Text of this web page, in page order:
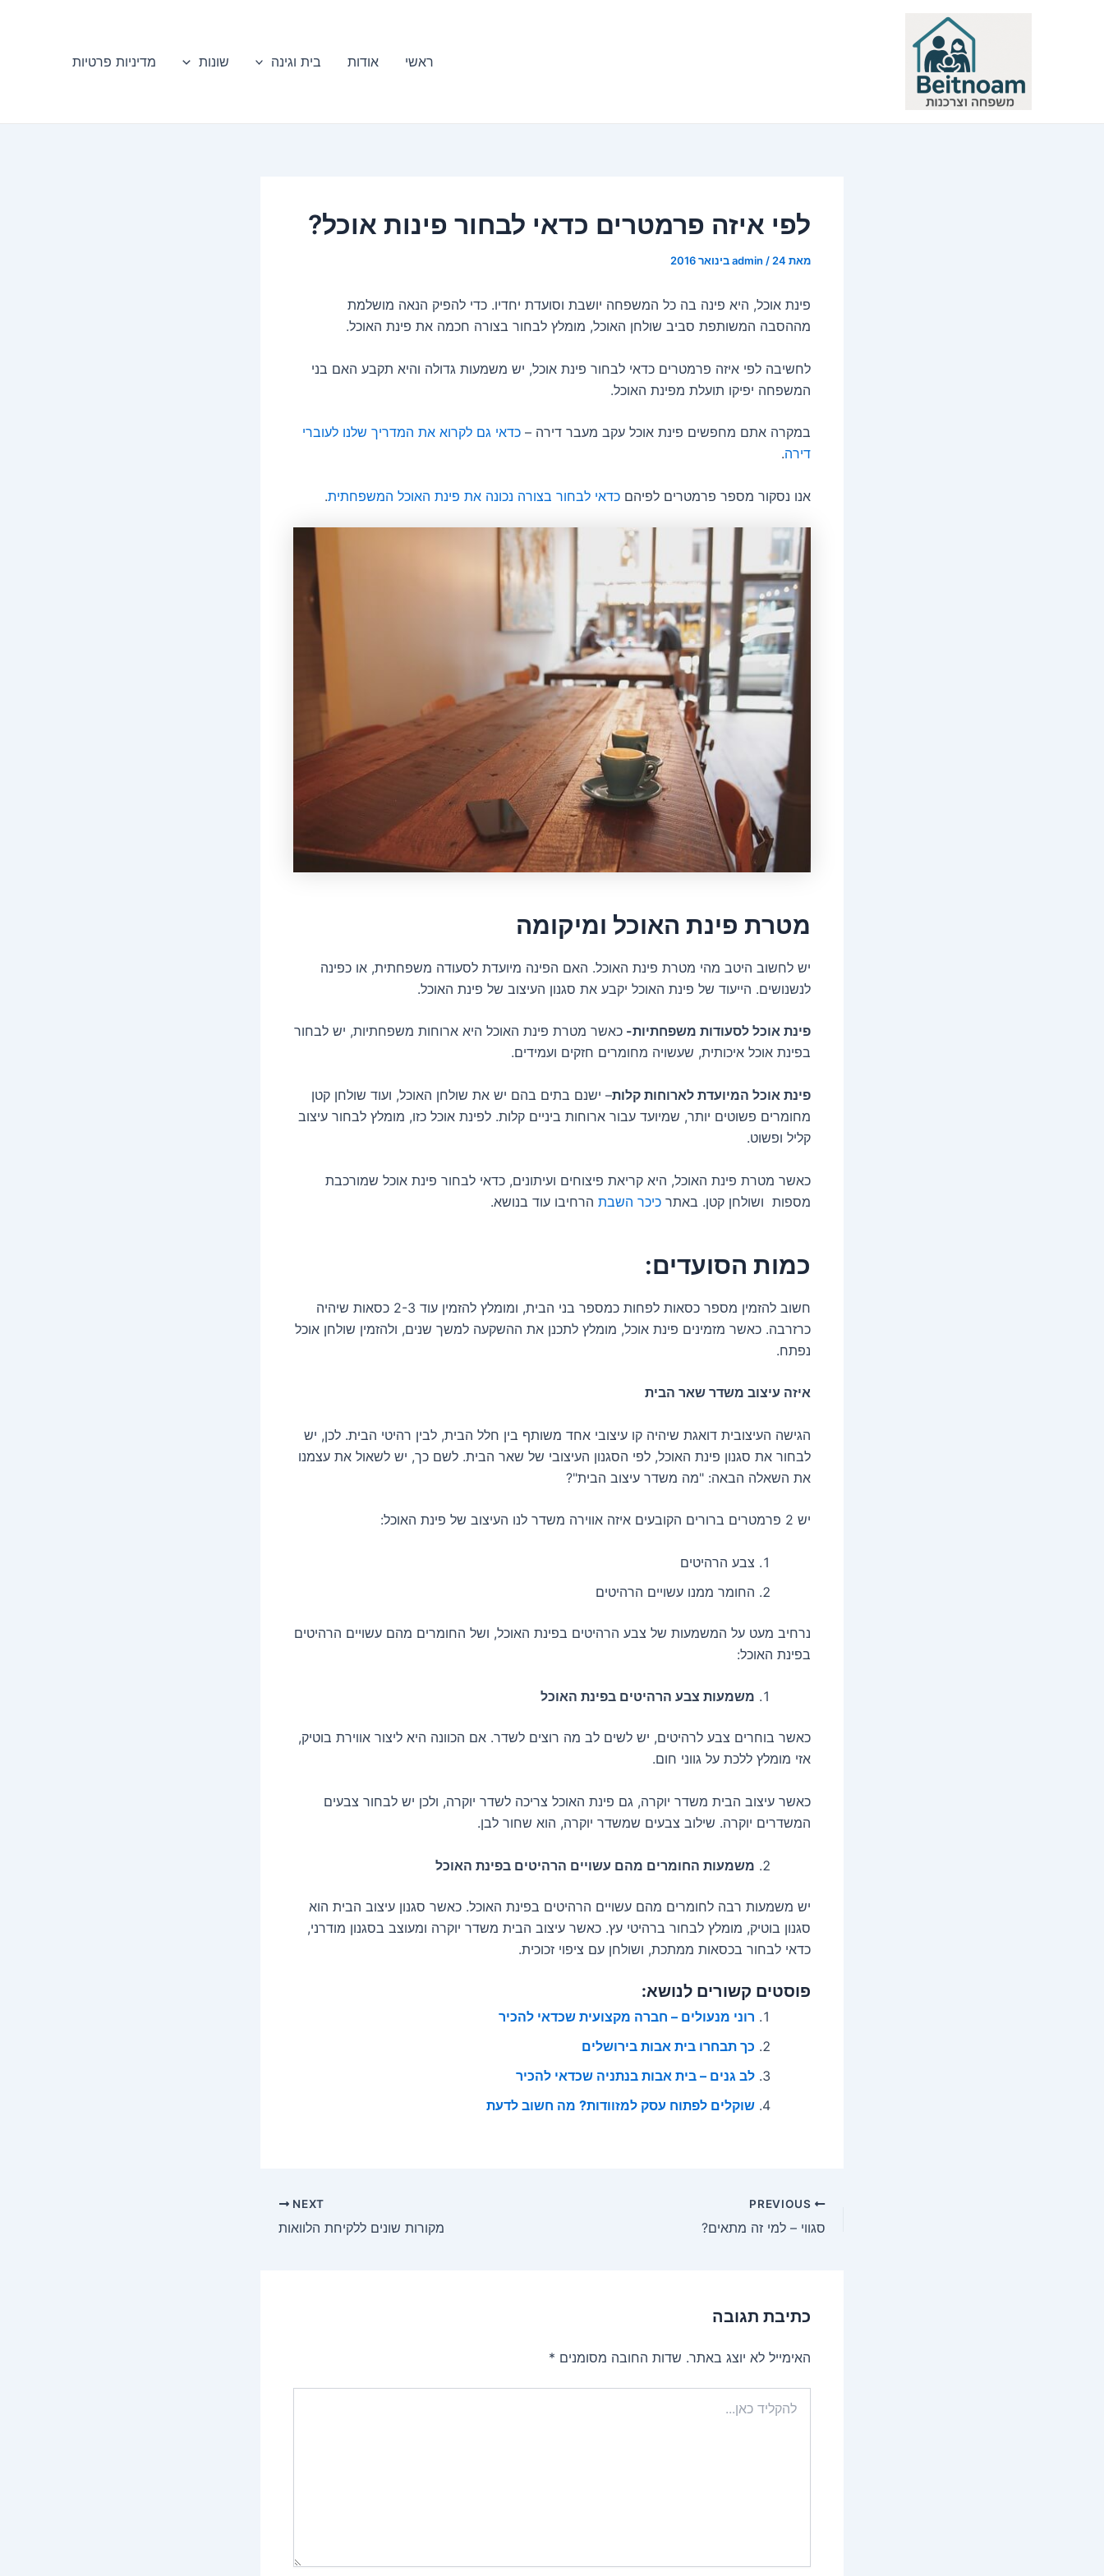
ראשי
אודות בית וגינה שונות מדיניות פרטיות
לפי איזה פרמטרים כדאי לבחור פינות אוכל?
מאת admin / 24 בינואר 2016
פינת אוכל, היא פינה בה כל המשפחה יושבת וסועדת יחדיו. כדי להפיק הנאה מושלמת
מההסבה המשותפת סביב שולחן האוכל, מומלץ לבחור בצורה חכמה את פינת האוכל.
לחשיבה לפי איזה פרמטרים כדאי לבחור פינת אוכל, יש משמעות גדולה והיא תקבע האם בני
המשפחה יפיקו תועלת מפינת האוכל.
במקרה אתם מחפשים פינת אוכל עקב מעבר דירה – כדאי גם לקרוא את המדריך שלנו לעוברי
דירה.
אנו נסקור מספר פרמטרים לפיהם כדאי לבחור בצורה נכונה את פינת האוכל המשפחתית.
מטרת פינת האוכל ומיקומה
יש לחשוב היטב מהי מטרת פינת האוכל. האם הפינה מיועדת לסעודה משפחתית, או כפינה
לנשנושים. הייעוד של פינת האוכל יקבע את סגנון העיצוב של פינת האוכל.
פינת אוכל לסעודות משפחתיות- כאשר מטרת פינת האוכל היא ארוחות משפחתיות, יש לבחור
בפינת אוכל איכותית, שעשויה מחומרים חזקים ועמידים.
פינת אוכל המיועדת לארוחות קלות– ישנם בתים בהם יש את שולחן האוכל, ועוד שולחן קטן
מחומרים פשוטים יותר, שמיועד עבור ארוחות ביניים קלות. לפינת אוכל כזו, מומלץ לבחור עיצוב
קליל ופשוט.
כאשר מטרת פינת האוכל, היא קריאת פיצוחים ועיתונים, כדאי לבחור פינת אוכל שמורכבת
מספות ושולחן קטן. באתר כיכר השבת הרחיבו עוד בנושא.
כמות הסועדים:
חשוב להזמין מספר כסאות לפחות כמספר בני הבית, ומומלץ להזמין עוד 2-3 כסאות שיהיה
כרזרבה. כאשר מזמינים פינת אוכל, מומלץ לתכנן את ההשקעה למשך שנים, ולהזמין שולחן אוכל
נפתח.
איזה עיצוב משדר שאר הבית
הגישה העיצובית דואגת שיהיה קו עיצובי אחד משותף בין חלל הבית, לבין רהיטי הבית. לכן, יש
לבחור את סגנון פינת האוכל, לפי הסגנון העיצובי של שאר הבית. לשם כך, יש לשאול את עצמנו
את השאלה הבאה: "מה משדר עיצוב הבית"?
יש 2 פרמטרים ברורים הקובעים איזה אווירה משדר לנו העיצוב של פינת האוכל:
צבע הרהיטים
החומר ממנו עשויים הרהיטים
נרחיב מעט על המשמעות של צבע הרהיטים בפינת האוכל, ושל החומרים מהם עשויים הרהיטים
בפינת האוכל:
משמעות צבע הרהיטים בפינת האוכל
כאשר בוחרים צבע לרהיטים, יש לשים לב מה רוצים לשדר. אם הכוונה היא ליצור אווירת בוטיק,
אזי מומלץ ללכת על גווני חום.
כאשר עיצוב הבית משדר יוקרה, גם פינת האוכל צריכה לשדר יוקרה, ולכן יש לבחור צבעים
המשדרים יוקרה. שילוב צבעים שמשדר יוקרה, הוא שחור לבן.
משמעות החומרים מהם עשויים הרהיטים בפינת האוכל
יש משמעות רבה לחומרים מהם עשויים הרהיטים בפינת האוכל. כאשר סגנון עיצוב הבית הוא
סגנון בוטיק, מומלץ לבחור ברהיטי עץ. כאשר עיצוב הבית משדר יוקרה ומעוצב בסגנון מודרני,
כדאי לבחור בכסאות ממתכת, ושולחן עם ציפוי זכוכית.
פוסטים קשורים לנושא:
רוני מנעולים – חברה מקצועית שכדאי להכיר
כך תבחרו בית אבות בירושלים
לב גנים – בית אבות בנתניה שכדאי להכיר
שוקלים לפתוח עסק למזוודות? מה חשוב לדעת
Post
navigation
סגווי – למי זה מתאים?
NEXT
מקורות שונים ללקיחת הלוואות
כתיבת תגובה
האימייל לא יוצג באתר. שדות החובה מסומנים *
כאן...